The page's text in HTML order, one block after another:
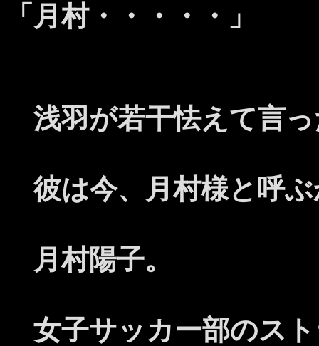
「月村・・・・・」
浅羽が若干怯えて言っ
彼は今、月村様と呼
月村陽子。
女子サッカー部のス